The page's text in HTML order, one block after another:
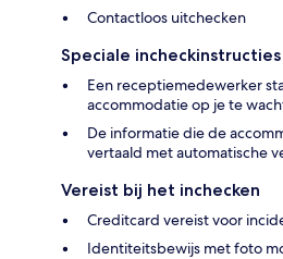
Contactloos uitchecken
Speciale incheckinstructies
Een receptiemedewerker
accommodatie op je te
De informatie die de
vertaald met automatische
Vereist bij het inchecken
Creditcard vereist voor
Identiteitsbewijs met foto